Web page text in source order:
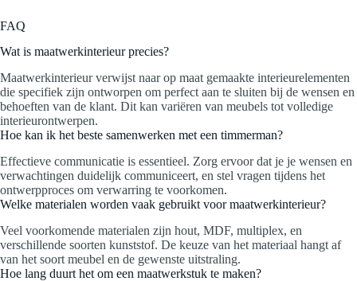
FAQ
Wat is maatwerkinterieur precies?
Maatwerkinterieur verwijst naar op maat gemaakte interieurelementen
die specifiek zijn ontworpen om perfect aan te sluiten bij de wensen en
behoeften van de klant. Dit kan variëren van meubels tot volledige
interieurontwerpen.
Hoe kan ik het beste samenwerken met een timmerman?
Effectieve communicatie is essentieel. Zorg ervoor dat je je wensen en
verwachtingen duidelijk communiceert, en stel vragen tijdens het
ontwerpproces om verwarring te voorkomen.
Welke materialen worden vaak gebruikt voor maatwerkinterieur?
Veel voorkomende materialen zijn hout, MDF, multiplex, en
verschillende soorten kunststof. De keuze van het materiaal hangt af
van het soort meubel en de gewenste uitstraling.
Hoe lang duurt het om een maatwerkstuk te maken?